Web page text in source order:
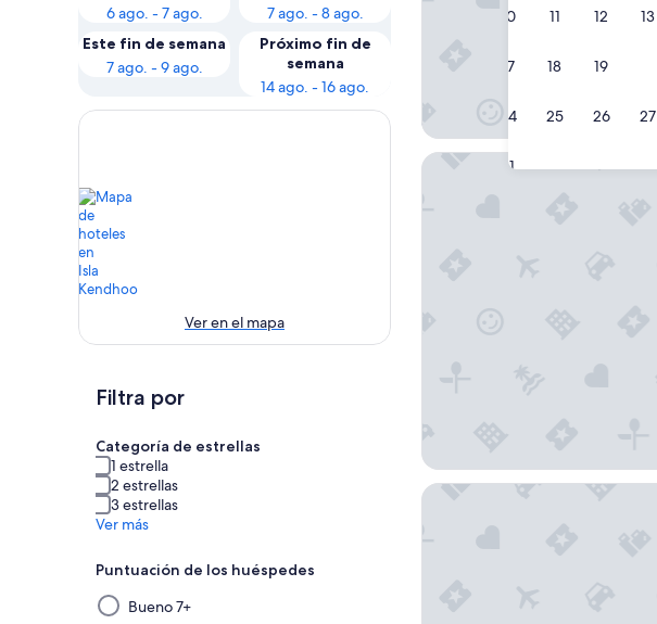
10 11 12 13
17 18 19
24 25 26 27
31
6 ago. - 7 ago.
7 ago. - 8 ago.
Este fin de semana
7 ago. - 9 ago.
Próximo fin de
semana
14 ago. - 16 ago.
Ver en el mapa
Filtra por
Categoría de estrellas
1 estrella
2 estrellas
3 estrellas
Ver más
Puntuación de los huéspedes
Al
Bueno 7+
Dhoani Maldives Guesthouse
Fasdheythere Inn